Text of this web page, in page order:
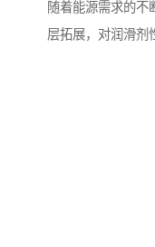
随着能源需求的不
层拓展，对润滑剂